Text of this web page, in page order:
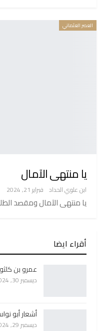
العصر العثماني
يا منتهى الآمال
ابن علوي الحداد فبراير 21, 2024
يا منتهى الآمال ومقصد
أقراء ايضا
عمرو بن
ديسمبر 30, 2024
أشعار أبو
ديسمبر 29, 2024